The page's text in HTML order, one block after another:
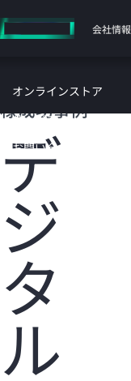
イ
テ
に
ッ
会社情報
オンラインストア
サービス
お問い合わせ
HPEのお客
様成功事例
デ
ジ
タ
ル